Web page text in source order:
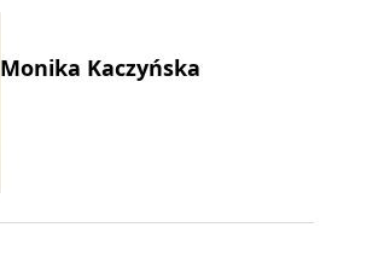
Monika Kaczyńska